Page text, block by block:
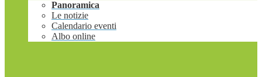
Panoramica
Le notizie
Calendario eventi
Albo online